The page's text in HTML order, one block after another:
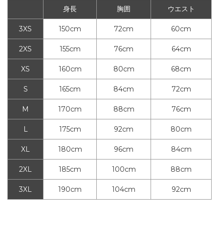
身長 胸囲 ウエスト
3XS 150cm 72cm 60cm
2XS 155cm 76cm 64cm
XS 160cm 80cm 68cm
S 165cm 84cm 72cm
M 170cm 88cm 76cm
L 175cm 92cm 80cm
XL 180cm 96cm 84cm
2XL 185cm 100cm 88cm
3XL 190cm 104cm 92cm